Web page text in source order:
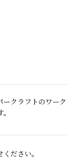
ークラフトのワーク
ださい。